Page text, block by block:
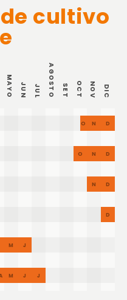
cultivo
MAYO JUN JUL AGOSTO SET OCT NOV DIC
OCTNOV DIC
OCT NOV DIC
NOV DIC
DIC
MAYO JUN
MAYO JUN JUL